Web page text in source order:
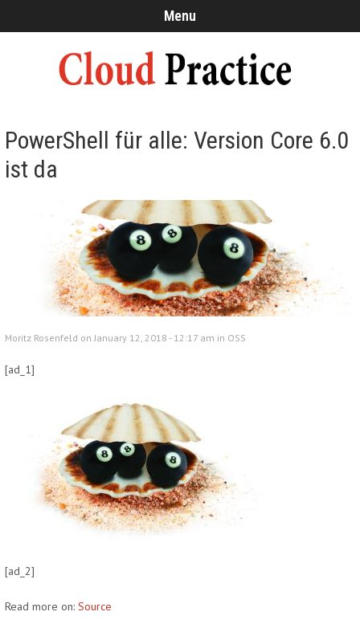
Menu
PowerShell für alle: Version Core 6.0
ist da
Moritz Rosenfeld on January 12, 2018 - 12:17 am in OSS
[ad_1]
[ad_2]
Read more on: Source